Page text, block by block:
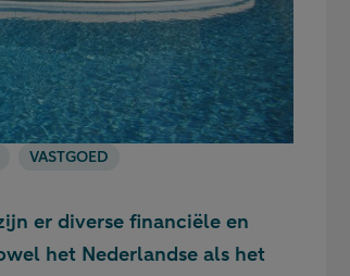
VASTGOED
er diverse financiële en
het Nederlandse als het